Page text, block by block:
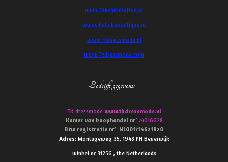
www.TakchitaKaftan.nl
www.djellababoutique.nl
www.TKdressmode.nl
www.Tkdressmode.com
Bedrijfs gegevens:
TK dressmode www.tkdressmode.nl
Kamer van koophandel nr’ 74016628
Btw registratie nr’ NL001714621B20
Adres: Montageweg 35, 1948 PH Beverwijk
winkel nr 31256 , the Netherlands